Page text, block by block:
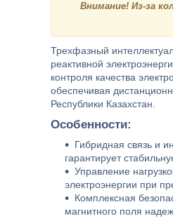
Внимание! Из-за
Трехфазный
реактивной
контроля качества
обеспечивая
Республики Казахстан.
Особенности:
Гибридная связь и
гарантирует
Управление
электроэнергии при
Комплексная
магнитного поля